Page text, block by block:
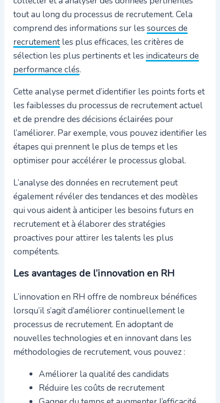
tout au long du processus de recrutement. Cela
comprend des informations sur les sources de
recrutementles plus efficaces, les critères de
sélection les plus pertinents et les indicateurs de
performance clés.
Cette analyse permet d’identifier les points forts et
les faiblesses du processus de recrutement actuel
et de prendre des décisions éclairées pour
l’améliorer. Par exemple, vous pouvez identifier les
étapes qui prennent le plus de temps et les
optimiser pour accélérer le processus global.
L’analyse des données en recrutement peut
également révéler des tendances et des modèles
qui vous aident à anticiper les besoins futurs en
recrutement et à élaborer des stratégies
proactives pour attirer les talents les plus
compétents.
Les avantages de l’innovation en RH
L’innovation en RH offre de nombreux bénéfices
lorsqu’il s’agit d’améliorer continuellement le
processus de recrutement. En adoptant de
nouvelles technologies et en innovant dans les
méthodologies de recrutement, vous pouvez :
Améliorer la qualité des candidats
Réduire les coûts de recrutement